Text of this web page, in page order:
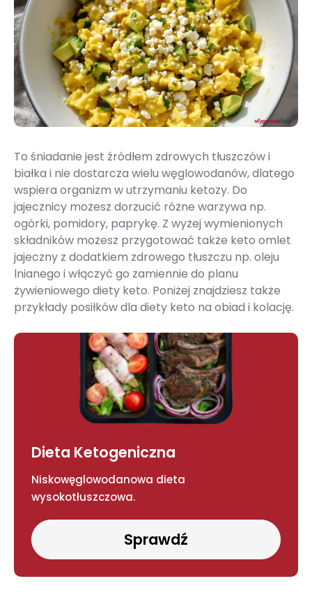
To śniadanie jest źródłem zdrowych tłuszczów i
białka i nie dostarcza wielu węglowodanów, dlatego
wspiera organizm w utrzymaniu ketozy. Do
jajecznicy możesz dorzucić różne warzywa np.
ogórki, pomidory, paprykę. Z wyżej wymienionych
składników możesz przygotować także keto omlet
jajeczny z dodatkiem zdrowego tłuszczu np. oleju
lnianego i włączyć go zamiennie do planu
żywieniowego diety keto. Poniżej znajdziesz także
przykłady posiłków dla diety keto na obiad i kolację.
Dieta Ketogeniczna
Niskowęglowodanowa dieta
wysokotłuszczowa.
Sprawdź